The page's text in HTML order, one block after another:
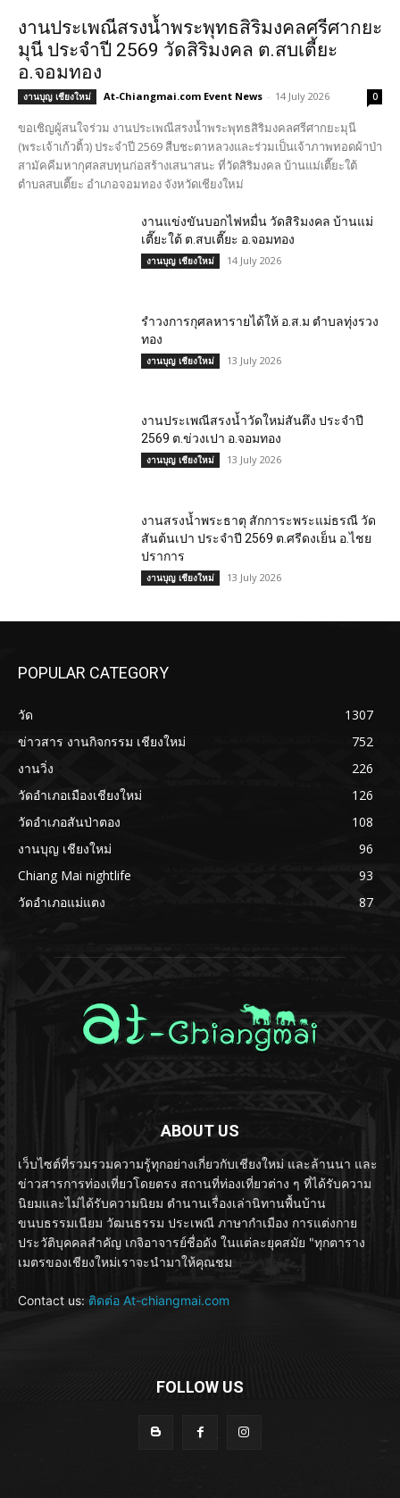
งานประเพณีสรงน้ำพระพุทธสิริมงคลศรีศากยะ
มุนี ประจำปี 2569 วัดสิริมงคล ต.สบเตี้ยะ
อ.จอมทอง
งานบุญ เชียงใหม่ At-Chiangmai.com Event News - 14 July 2026 0
ขอเชิญผู้สนใจร่วม งานประเพณีสรงน้ำพระพุทธสิริมงคลศรีศากยะมุนี
(พระเจ้าเก้วติ้ว) ประจำปี 2569 สืบชะตาหลวงและร่วมเป็นเจ้าภาพทอดผ้าป่า
สามัคคีมหากุศลสบทุนก่อสร้างเสนาสนะ ที่วัดสิริมงคล บ้านแม่เตี๊ยะใต้
ตำบลสบเตี๊ยะ อำเภอจอมทอง จังหวัดเชียงใหม่
งานแข่งขันบอกไฟหมื่น วัดสิริมงคล บ้านแม่
เตี๊ยะใต้ ต.สบเตี๊ยะ อ.จอมทอง
งานบุญ เชียงใหม่ 14 July 2026
รำวงการกุศลหารายได้ให้ อ.ส.ม ตำบลทุ่งรวง
ทอง
งานบุญ เชียงใหม่ 13 July 2026
งานประเพณีสรงน้ำวัดใหม่สันตึง ประจำปี
2569 ต.ข่วงเปา อ.จอมทอง
งานบุญ เชียงใหม่ 13 July 2026
งานสรงน้ำพระธาตุ สักการะพระแม่ธรณี วัด
สันต้นเปา ประจำปี 2569 ต.ศรีดงเย็น อ.ไชย
ปราการ
งานบุญ เชียงใหม่ 13 July 2026
POPULAR CATEGORY
วัด
1307
ข่าวสาร งานกิจกรรม เชียงใหม่
752
งานวิ่ง
226
วัดอำเภอเมืองเชียงใหม่
126
วัดอำเภอสันป่าตอง
108
งานบุญ เชียงใหม่
96
Chiang Mai nightlife
93
วัดอำเภอแม่แตง
87
ABOUT US
เว็บไซต์ที่รวมรวมความรู้ทุกอย่างเกี่ยวกับเชียงใหม่ และล้านนา และ
ข่าวสารการท่องเที่ยวโดยตรง สถานที่ท่องเที่ยวต่าง ๆ ที่ได้รับความ
นิยมและไม่ได้รับความนิยม ตำนานเรื่องเล่านิทานพื้นบ้าน
ขนบธรรมเนียม วัฒนธรรม ประเพณี ภาษากำเมือง การแต่งกาย
ประวัติบุคคลสำคัญ เกจิอาจารย์ชื่อดัง ในแต่ละยุคสมัย "ทุกตาราง
เมตรของเชียงใหม่เราจะนำมาให้คุณชม
Contact us: ติดต่อ At-chiangmai.com
FOLLOW US